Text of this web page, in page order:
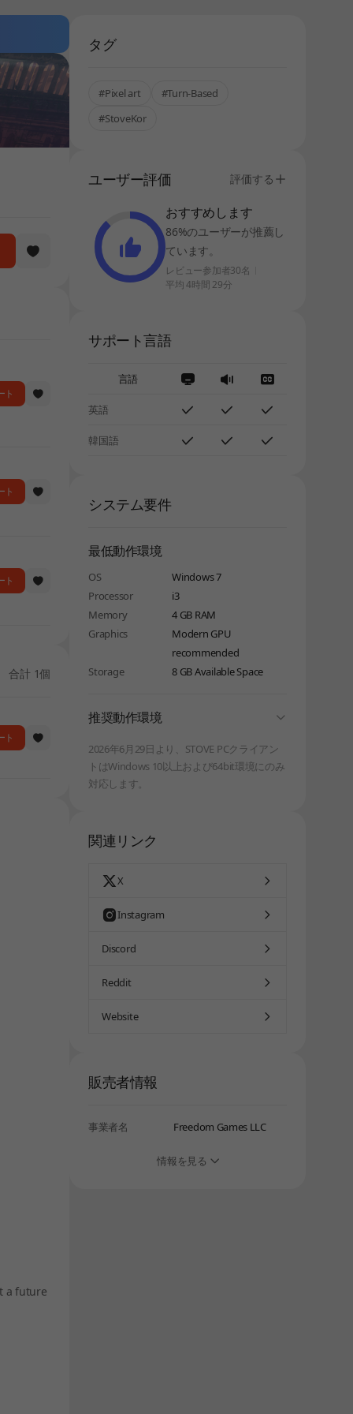
ト
ト
ト
合計 1個
ト
a future
タグ
#Pixel art
#Turn-Based
#StoveKor
ユーザー評価 評価する
おすすめします
86%のユーザーが推薦し
ています。
レビュー参加者30名
平均 4時間 29分
サポート言語
言語
英語
韓国語
システム要件
最低動作環境
OS
Windows 7
Processor
i3
Memory
4 GB RAM
Graphics
Modern GPU
recommended
Storage
8 GB Available Space
推奨動作環境 folding
2026年6月29日より、STOVE PCクライアン
トはWindows 10以上および64bit環境にのみ
対応します。
関連リンク
X
Instagram
Discord
Reddit
Website
販売者情報
事業者名 Freedom Games LLC
情報を見る
く経ってから、再度お試しください。